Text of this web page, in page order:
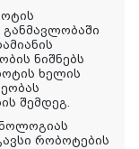
ნიშნებს
ხელის
შემდეგ.
რობოტების